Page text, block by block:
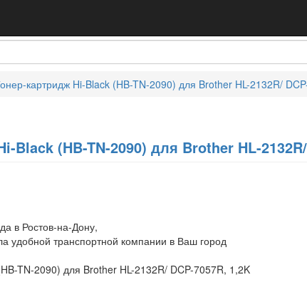
картридж Hi-Black (HB-TN-2090) для Brother HL-2132R/
Black (HB-TN-2090) для Brother HL-
в Ростов-на-Дону,
удобной транспортной компании в Ваш город
TN-2090) для Brother HL-2132R/ DCP-7057R, 1,2K